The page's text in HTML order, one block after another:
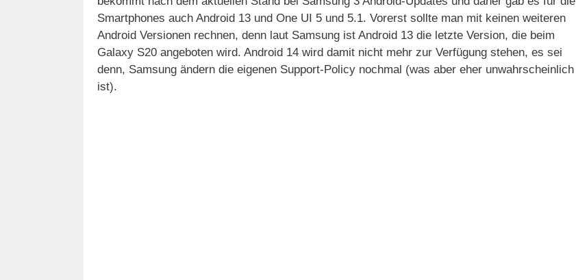
Smartphones auch Android 13 und One UI 5 und 5.1. Vorerst sollte man mit keinen weiteren
Android Versionen rechnen, denn laut Samsung ist Android 13 die letzte Version, die beim
Galaxy S20 angeboten wird. Android 14 wird damit nicht mehr zur Verfügung stehen, es sei
denn, Samsung ändern die eigenen Support-Policy nochmal (was aber eher unwahrscheinlich
ist).